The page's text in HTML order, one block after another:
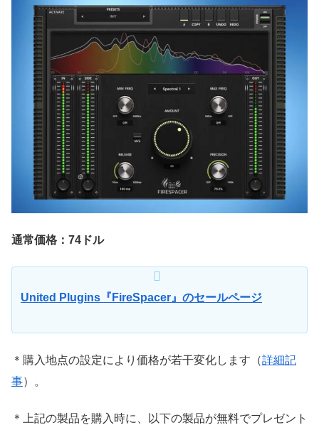
通常価格：74ドル
United Plugins『FireSpacer』のセールページ
＊購入地点の設定により価格が若干変化します（詳細記
事）。
＊上記の製品を購入時に、以下の製品が無料でプレゼント